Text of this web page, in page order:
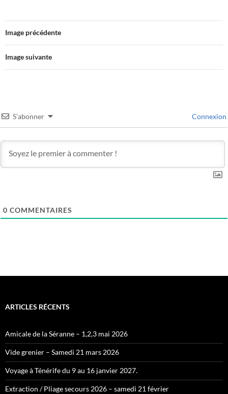
Image précédente
Image suivante
S’abonner Connexion
0 COMMENTAIRES
ARTICLES RÉCENTS
Amicale de la Séranne – 1,2,3 mai 2026
Vide grenier – Samedi 21 mars 2026
Voyage à Ténérife du 9 au 16 janvier 2027.
Extraction / Pliage secours 2026 – samedi 21 février